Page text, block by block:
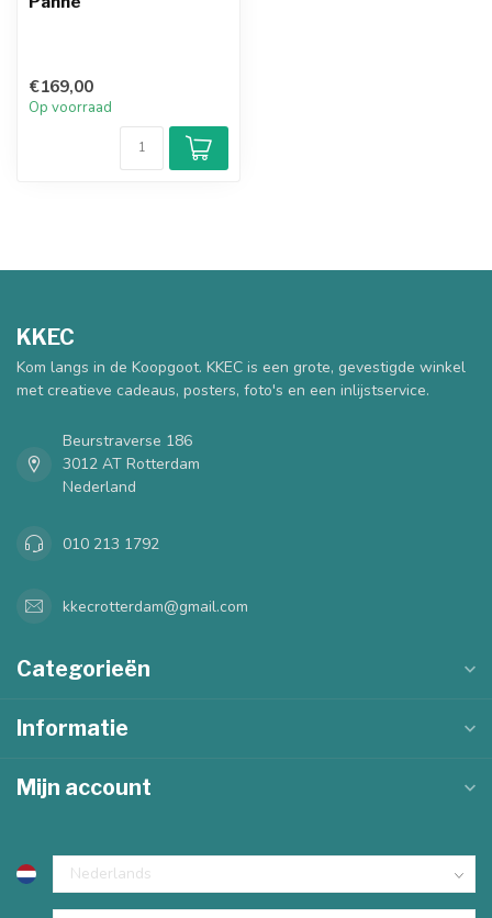
€169,00
Op voorraad
KKEC
Kom langs in de Koopgoot. KKEC is een grote, gevestigde winkel
met creatieve cadeaus, posters, foto's en een inlijstservice.
Beurstraverse 186
3012 AT Rotterdam
Nederland
010 213 1792
kkecrotterdam@gmail.com
Categorieën
Informatie
Mijn account